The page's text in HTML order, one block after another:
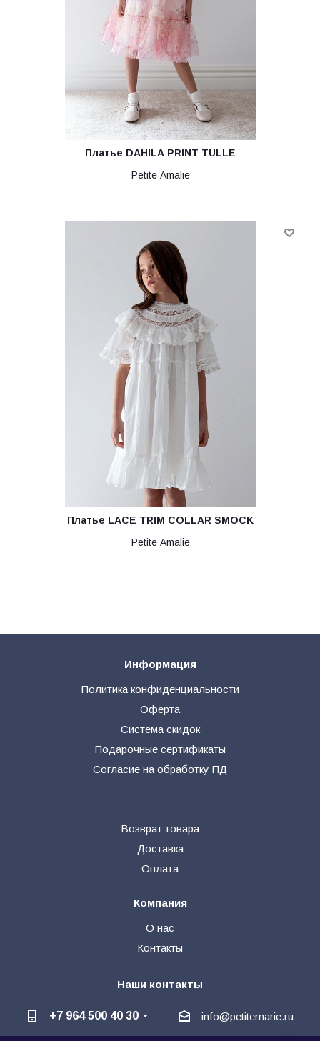
Платье DAHILA PRINT TULLE
Petite Amalie
Платье LACE TRIM COLLAR SMOCK
Petite Amalie
Информация
Политика конфиденциальности
Оферта
Система скидок
Подарочные сертификаты
Согласие на обработку ПД
Возврат товара
Доставка
Оплата
Компания
О нас
Контакты
Наши контакты
+7 964 500 40 30 info@petitemarie.ru